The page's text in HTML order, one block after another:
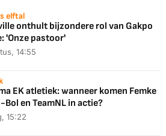
elftal
onthult bijzondere rol van Gakpo
'Onze pastoor'
14:55
EK atletiek: wanneer komen Femke
Bol en TeamNL in actie?
15:22